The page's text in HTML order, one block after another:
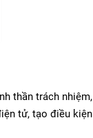
thần trách nhiệm,
tử, tạo điều kiện